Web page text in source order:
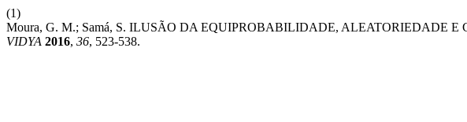
(1)
Moura, G. M.; Samá, S. ILUSÃO DA EQUIPROBABILIDADE, ALEATORIEDADE
VIDYA 2016, 36, 523-538.